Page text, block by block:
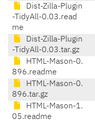
Dist-Zilla-Plugin
-TidyAll-0.03.read
me
Dist-Zilla-Plugin
-TidyAll-0.03.tar.gz
HTML-Mason-0.
896.readme
HTML-Mason-0.
896.tar.gz
HTML-Mason-1.
05.readme